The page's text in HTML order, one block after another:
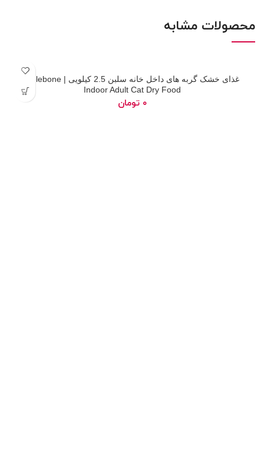
محصولات مشابه
موجودی
غذای خشک گربه های داخل خانه سلبن 2.5 کیلویی | Celebone
Indoor Adult Cat Dry Food
تومان